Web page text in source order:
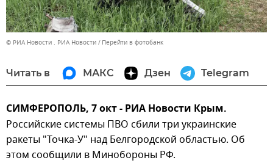
© РИА Новости . РИА Новости Перейти в фотобанк
Читать в МАКС Дзен Telegram
СИМФЕРОПОЛЬ, 7 окт - РИА Новости Крым.
Российские системы ПВО сбили три украинские
ракеты "Точка-У" над Белгородской областью. Об
этом сообщили в Минобороны РФ.